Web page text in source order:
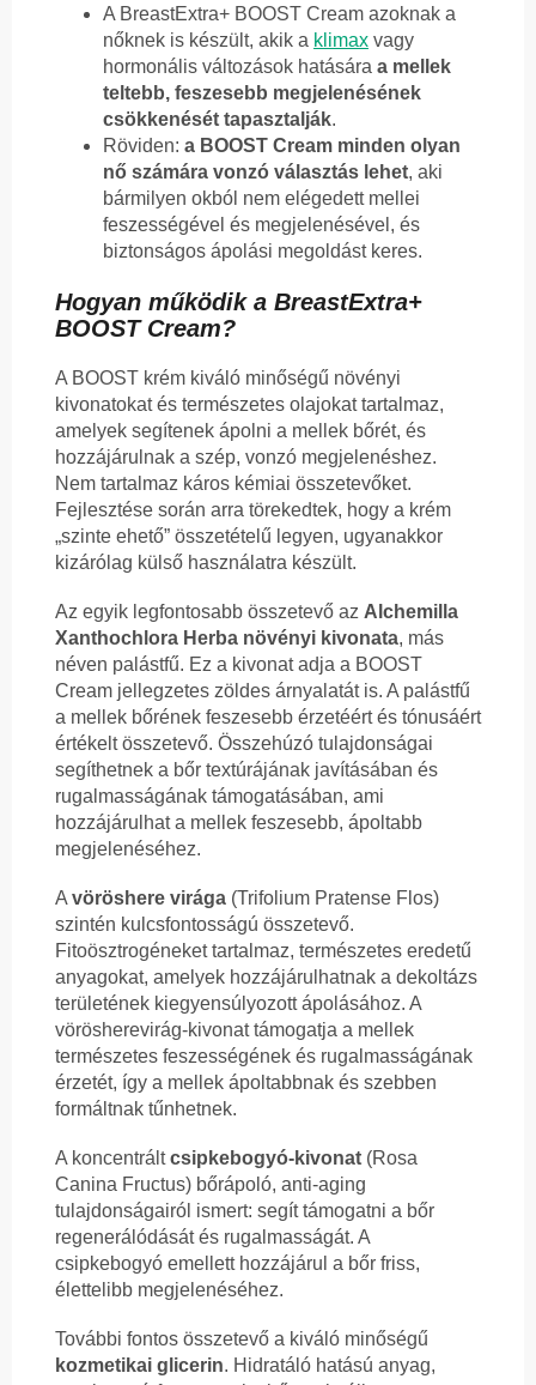
A BreastExtra+ BOOST Cream azoknak a
nőknek is készült, akik a klimax vagy
hormonális változások hatására a mellek
teltebb, feszesebb megjelenésének
csökkenését tapasztalják.
Röviden: a BOOST Cream minden olyan
nő számára vonzó választás lehet, aki
bármilyen okból nem elégedett mellei
feszességével és megjelenésével, és
biztonságos ápolási megoldást keres.
Hogyan működik a BreastExtra+
BOOST Cream?
A BOOST krém kiváló minőségű növényi
kivonatokat és természetes olajokat tartalmaz,
amelyek segítenek ápolni a mellek bőrét, és
hozzájárulnak a szép, vonzó megjelenéshez.
Nem tartalmaz káros kémiai összetevőket.
Fejlesztése során arra törekedtek, hogy a krém
„szinte ehető” összetételű legyen, ugyanakkor
kizárólag külső használatra készült.
Az egyik legfontosabb összetevő az Alchemilla
Xanthochlora Herba növényi kivonata, más
néven palástfű. Ez a kivonat adja a BOOST
Cream jellegzetes zöldes árnyalatát is. A palástfű
a mellek bőrének feszesebb érzetéért és tónusáért
értékelt összetevő. Összehúzó tulajdonságai
segíthetnek a bőr textúrájának javításában és
rugalmasságának támogatásában, ami
hozzájárulhat a mellek feszesebb, ápoltabb
megjelenéséhez.
A vöröshere virága (Trifolium Pratense Flos)
szintén kulcsfontosságú összetevő.
Fitoösztrogéneket tartalmaz, természetes eredetű
anyagokat, amelyek hozzájárulhatnak a dekoltázs
területének kiegyensúlyozott ápolásához. A
vörösherevirág-kivonat támogatja a mellek
természetes feszességének és rugalmasságának
érzetét, így a mellek ápoltabbnak és szebben
formáltnak tűnhetnek.
A koncentráltcsipkebogyó-kivonat (Rosa
Canina Fructus) bőrápoló, anti-aging
tulajdonságairól ismert: segít támogatni a bőr
regenerálódását és rugalmasságát. A
csipkebogyó emellett hozzájárul a bőr friss,
élettelibb megjelenéséhez.
További fontos összetevő a kiváló minőségű
kozmetikai glicerin. Hidratáló hatású anyag,